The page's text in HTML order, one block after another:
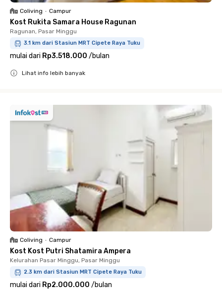
Coliving • Campur
Kost Rukita Samara House Ragunan
Ragunan, Pasar Minggu
3.1 km dari Stasiun MRT Cipete Raya Tuku
mulai dari Rp3.518.000 /bulan
Lihat info lebih banyak
Coliving • Campur
Kost Kost Putri Shatamira Ampera
Kelurahan Pasar Minggu, Pasar Minggu
2.3 km dari Stasiun MRT Cipete Raya Tuku
mulai dari Rp2.000.000 /bulan